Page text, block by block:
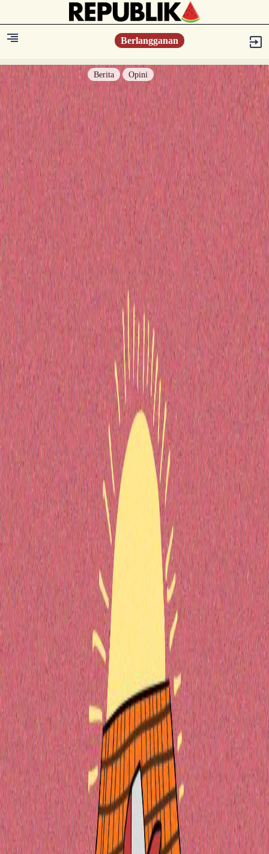
Berlangganan
Berita Opini
Berita
Islam Digest
Hikmah
Opini
Konsultasi Syariah
Resonansi
Sejarah
Lensa
Iqtishodia
Sastra
Literasi Umat